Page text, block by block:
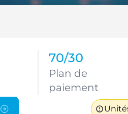
70/30
Plan de
paiement